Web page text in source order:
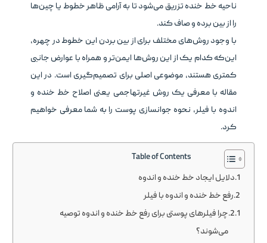
ناحیه خط خنده تزریق می‌شود تا به آرامی ظاهر خطوط یا چین‌ها
را از بین برده و صاف کند.
با وجود روش‌های مختلف برای از بین بردن این خطوط در چهره،
این‌که کدام یک از این روش‌ها ایمن‌تر و همراه با عوارض جانبی
کمتری هستند، موضوعی اصلی برای تصمیم‌گیری است. در این
مقاله با معرفی یک روش غیرتهاجمی یعنی اصلاح خط خنده و
اندوه با فیلر، نحوه جوانسازی پوست را به شما معرفی خواهیم
کرد.
Table of Contents
دلایل ایجاد خط خنده و اندوه
رفع خط خنده و اندوه با فیلر
چرا فیلرهای پوستی برای رفع خط خنده و اندوه توصیه
می‌شوند؟